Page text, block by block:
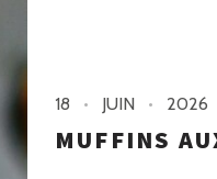
18 JUIN 2026
MUFFINS